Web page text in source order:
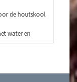
de houtskool
water en